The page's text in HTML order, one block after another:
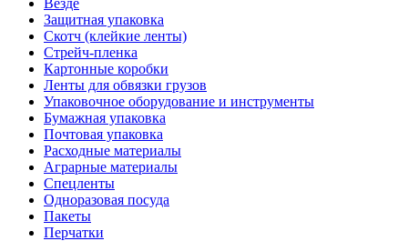
Везде
Защитная упаковка
Скотч (клейкие ленты)
Стрейч-пленка
Картонные коробки
Ленты для обвязки грузов
Упаковочное оборудование и инструменты
Бумажная упаковка
Почтовая упаковка
Расходные материалы
Аграрные материалы
Спецленты
Одноразовая посуда
Пакеты
Перчатки